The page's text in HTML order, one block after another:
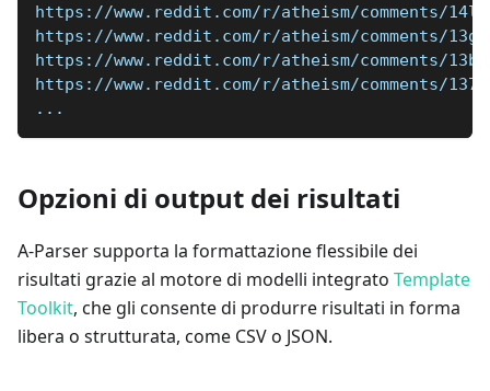
https://www.reddit.com/r/atheism/comments/
https://www.reddit.com/r/atheism/comments/
https://www.reddit.com/r/atheism/comments/
https://www.reddit.com/r/atheism/comments/
...
Opzioni di output dei risultati
A-Parser supporta la formattazione flessibile dei
risultati grazie al motore di modelli integrato Template
Toolkit, che gli consente di produrre risultati in forma
libera o strutturata, come CSV o JSON.